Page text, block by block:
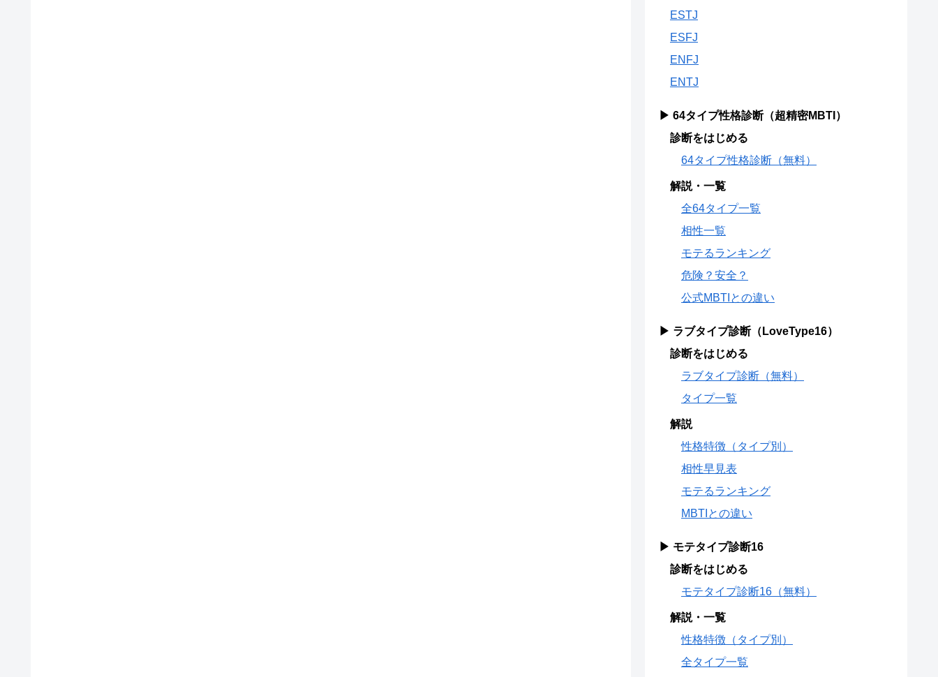
ESTJ
ESFJ
ENFJ
ENTJ
▶ 64タイプ性格診断（超精密MBTI）
診断をはじめる
64タイプ性格診断（無料）
解説・一覧
全64タイプ一覧
相性一覧
モテるランキング
危険？安全？
公式MBTIとの違い
▶ ラブタイプ診断（LoveType16）
診断をはじめる
ラブタイプ診断（無料）
タイプ一覧
解説
性格特徴（タイプ別）
相性早見表
モテるランキング
MBTIとの違い
▶ モテタイプ診断16
診断をはじめる
モテタイプ診断16（無料）
解説・一覧
性格特徴（タイプ別）
全タイプ一覧